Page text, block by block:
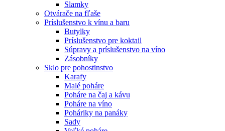
Slamky
Otvárače na fľaše
Príslušenstvo k vínu a baru
Butylky
Príslušenstvo pre koktail
Súpravy a príslušenstvo na víno
Zásobníky
Sklo pre pohostinstvo
Karafy
Malé poháre
Poháre na čaj a kávu
Poháre na víno
Poháriky na panáky
Sady